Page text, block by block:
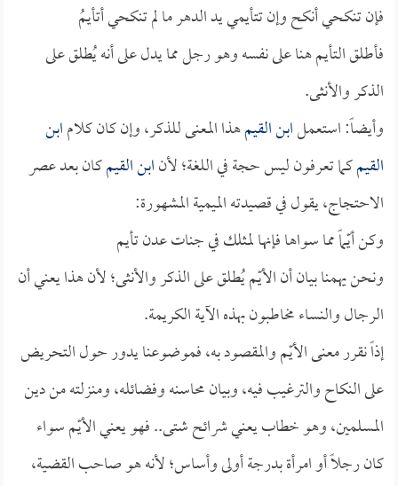
فإن تنكحي أنكح وإن تتأيمي يد الدهر ما لم تنكحي أتأيمُ
فأطلق التأيم هنا على نفسه وهو رجل مما يدل على أنه يُطلق على
الذكر والأنثى.
وأيضاً: استعملابن القيمهذا المعنى للذكر، وإن كان كلامابن
القيمكما تعرفون ليس حجة في اللغة؛ لأنابن القيمكان بعد عصر
الاحتجاج، يقول في قصيدته الميمية المشهورة:
وكن أيّماً مما سواها فإنها لمثلك في جنات عدن تأيم
ونحن يهمنا بيان أن الأيّم يُطلق على الذكر والأنثى؛ لأن هذا يعني أن
الرجال والنساء مخاطبون بهذه الآية الكريمة.
إذاً نقرر معنى الأيّم والمقصود به، فموضوعنا يدور حول التحريض
على النكاح والترغيب فيه، وبيان محاسنه وفضائله، ومنزلته من دين
المسلمين، وهو خطاب يعني شرائح شتى.. فهو يعني الأيّم سواء
كان رجلاً أو امرأة بدرجة أولى وأساس؛ لأنه هو صاحب القضية،